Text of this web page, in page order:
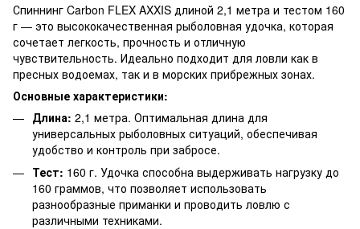
Спиннинг Carbon FLEX AXXIS длиной 2,1 метра и тестом 160
г — это высококачественная рыболовная удочка, которая
сочетает легкость, прочность и отличную
чувствительность. Идеально подходит для ловли как в
пресных водоемах, так и в морских прибрежных зонах.
Основные характеристики:
Длина: 2,1 метра. Оптимальная длина для
универсальных рыболовных ситуаций, обеспечивая
удобство и контроль при забросе.
Тест: 160 г. Удочка способна выдерживать нагрузку до
160 граммов, что позволяет использовать
разнообразные приманки и проводить ловлю с
различными техниками.